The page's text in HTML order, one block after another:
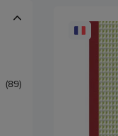
(89)